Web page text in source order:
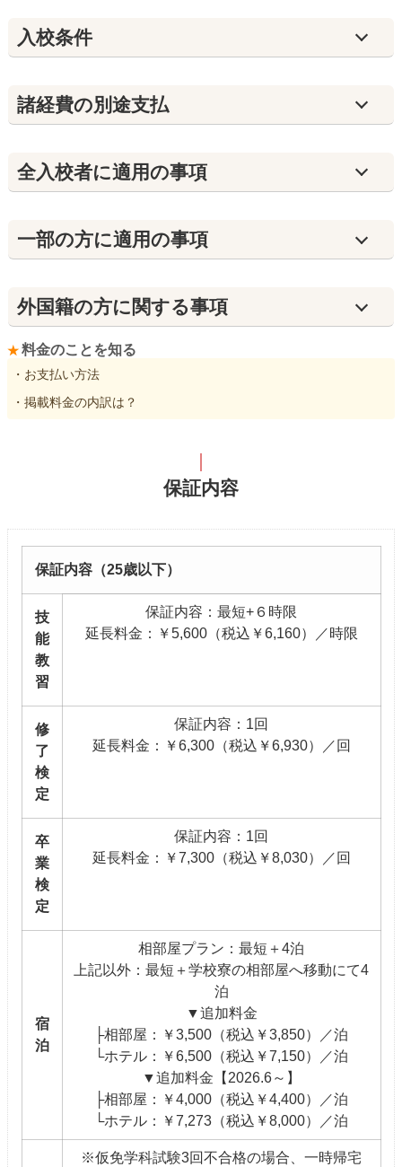
入校条件
諸経費の別途支払
全入校者に適用の事項
⼀部の方に適用の事項
外国籍の方に関する事項
料金のことを知る
・お支払い方法
・掲載料金の内訳は？
保証内容
保証内容（25歳以下）
技
能
教
習
保証内容：最短+６時限
延長料金：￥5,600（税込￥6,160）／時限
修
了
検
定
保証内容：1回
延長料金：￥6,300（税込￥6,930）／回
卒
業
検
定
保証内容：1回
延長料金：￥7,300（税込￥8,030）／回
宿
泊
相部屋プラン：最短＋4泊
上記以外：最短＋学校寮の相部屋へ移動にて4
泊
▼追加料金
├相部屋：￥3,500（税込￥3,850）／泊
└ホテル：￥6,500（税込￥7,150）／泊
▼追加料金【2026.6～】
├相部屋：￥4,000（税込￥4,400）／泊
└ホテル：￥7,273（税込￥8,000）／泊
※仮免学科試験3回不合格の場合、一時帰宅